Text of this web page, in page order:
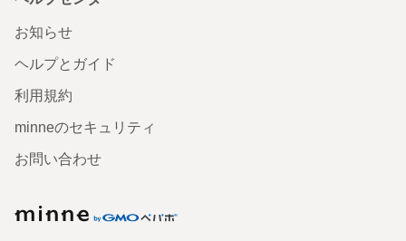
お知らせ
ヘルプとガイド
利用規約
minneのセキュリティ
お問い合わせ